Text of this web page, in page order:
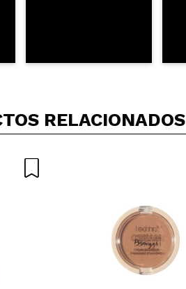
RELACIONADOS